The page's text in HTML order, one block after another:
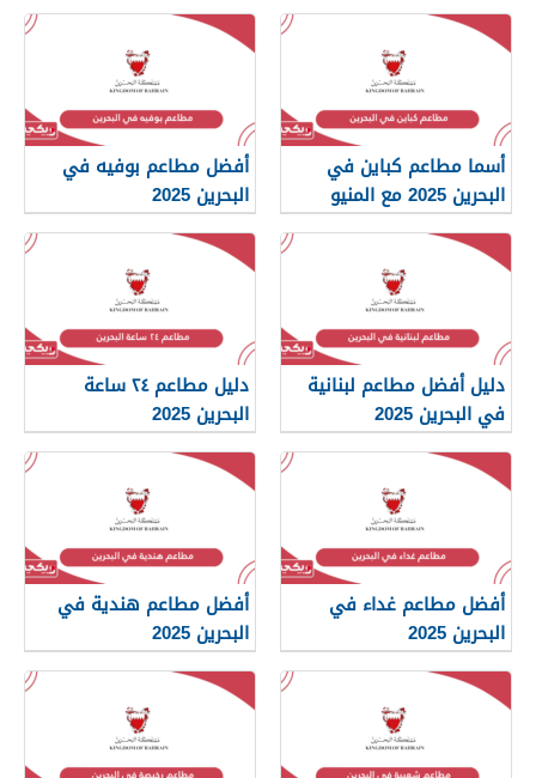
أسما مطاعم كباين في
البحرين 2025 مع المنيو
والأسعار
أفضل مطاعم بوفيه في
البحرين 2025
دليل أفضل مطاعم لبنانية
في البحرين 2025
دليل مطاعم ٢٤ ساعة
البحرين 2025
أفضل مطاعم غداء في
البحرين 2025
أفضل مطاعم هندية في
البحرين 2025